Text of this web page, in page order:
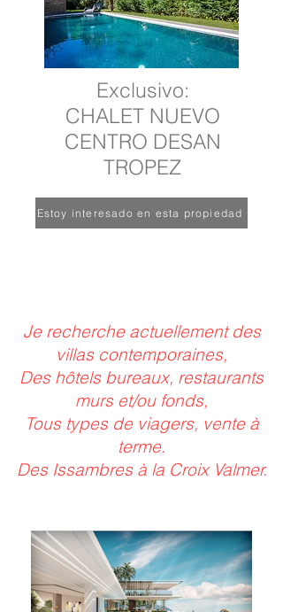
Exclusivo:
CHALET NUEVO
CENTRO DESAN
TROPEZ
Estoy interesado en esta propiedad
Je recherche actuellement des
villas contemporaines,
Des hôtels bureaux, restaurants
murs et/ou fonds,
Tous types de viagers, vente à
terme.
Des Issambres à la Croix Valmer.